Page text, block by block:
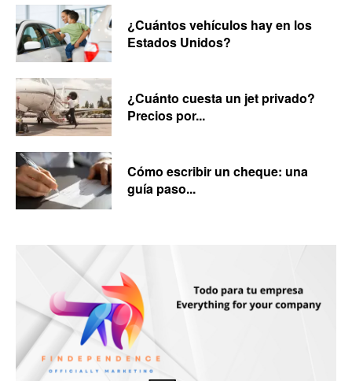
¿Cuántos vehículos hay en los
Estados Unidos?
¿Cuánto cuesta un jet privado?
Precios por...
Cómo escribir un cheque: una
guía paso...